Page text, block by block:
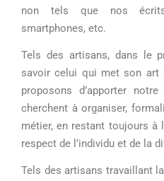
non tels que nos
smartphones, etc.
Tels des artisans, dans le
savoir celui qui met son art
proposons d’apporter
cherchent à organiser,
métier, en restant toujours à
respect de l’individu et de la
Tels des artisans travaillant